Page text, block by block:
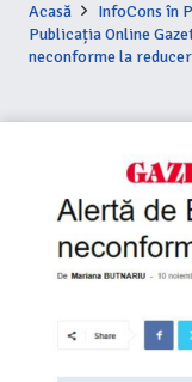
Acasă
InfoCons în
Publicația Online
neconforme la